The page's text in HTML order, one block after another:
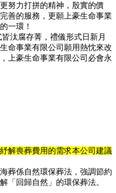
努力打拼的精神，殷實的價
善的服務，更願上豪生命事業
一環！
汰腐存菁，禮儀形式日新月
命事業有限公司願用熱忱來改
上豪生命事業有限公司必會永
解喪葬費用的需求本公司建議
葬係自然環保葬法，強調節約
「回歸自然」的環保葬法。